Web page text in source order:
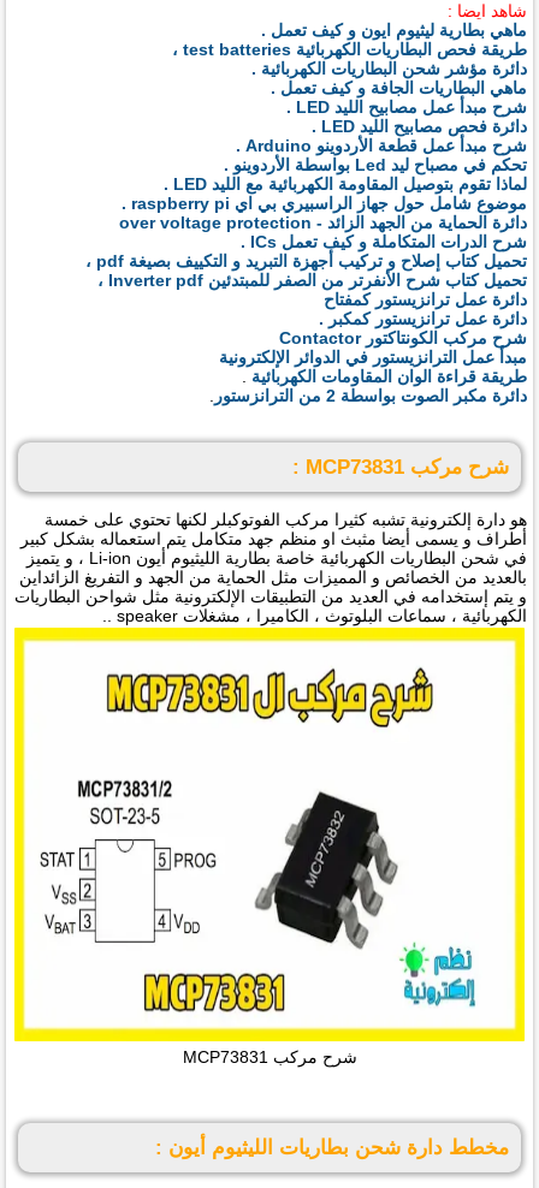
شاهد ايضا :
ماهي بطارية ليثيوم ايون و كيف تعمل .
طريقة فحص البطاريات الكهربائية test batteries ،
دائرة مؤشر شحن البطاريات الكهربائية .
ماهي البطاريات الجافة و كيف تعمل .
شرح مبدأ عمل مصابيح الليد LED .
دائرة فحص مصابيح الليد LED .
شرح مبدأ عمل قطعة الأردوينو Arduino .
تحكم في مصباح ليد Led بواسطة الأردوينو .
لماذا تقوم بتوصيل المقاومة الكهربائية مع الليد LED .
موضوع شامل حول جهاز الراسبيري بي اي raspberry pi .
دائرة الحماية من الجهد الزائد - over voltage protection
شرح الدرات المتكاملة و كيف تعمل ICs .
تحميل كتاب إصلاح و تركيب أجهزة التبريد و التكييف بصيغة pdf ،
تحميل كتاب شرح الأنفرتر من الصفر للمبتدئين Inverter pdf ،
دائرة عمل ترانزيستور كمفتاح
دائرة عمل ترانزيستور كمكبر .
شرح مركب الكونتاكتور Contactor
مبدأ عمل الترانزيستور في الدوائر الإلكترونية
طريقة قراءة الوان المقاومات الكهربائية
دائرة مكبر الصوت بواسطة 2 من الترانزستور
شرح مركب MCP73831 :
هو دارة إلكترونية تشبه كثيرا مركب الفوتوكبلر لكنها تحتوي على خمسة
أطراف و يسمى أيضا مثبث او منظم جهد متكامل يتم استعماله بشكل كبير
في شحن البطاريات الكهربائية خاصة بطارية الليثيوم أيون Li-ion ، و يتميز
بالعديد من الخصائص و المميزات مثل الحماية من الجهد و التفريغ الزائداين
و يتم إستخدامه في العديد من التطبيقات الإلكترونية مثل شواحن البطاريات
الكهربائية ، سماعات البلوتوث ، الكاميرا ، مشغلات speaker ..
شرح مركب MCP73831
مخطط دارة شحن بطاريات الليثيوم أيون :